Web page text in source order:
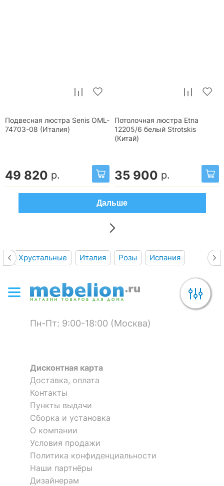
Подвесная люстра Senis OML-
74703-08 (Италия)
49 820 р.
Потолочная люстра Etna
12205/6 белый Strotskis
(Китай)
35 900 р.
Дальше
Хрустальные Италия Розы Испания
Пн-Пт: 9:00-18:00 (Москва)
Дисконтная карта
Доставка, оплата
Контакты
Пункты выдачи
Сборка и установка
О компании
Условия продажи
Политика конфиденциальности
Наши партнёры
Дизайнерам